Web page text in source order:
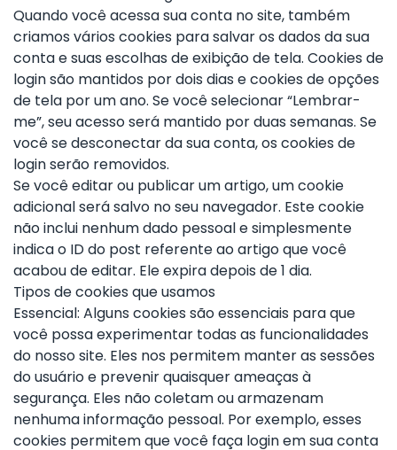
Quando você acessa sua conta no site, também
criamos vários cookies para salvar os dados da sua
conta e suas escolhas de exibição de tela. Cookies de
login são mantidos por dois dias e cookies de opções
de tela por um ano. Se você selecionar “Lembrar-
me”, seu acesso será mantido por duas semanas. Se
você se desconectar da sua conta, os cookies de
login serão removidos.
Se você editar ou publicar um artigo, um cookie
adicional será salvo no seu navegador. Este cookie
não inclui nenhum dado pessoal e simplesmente
indica o ID do post referente ao artigo que você
acabou de editar. Ele expira depois de 1 dia.
Tipos de cookies que usamos
Essencial: Alguns cookies são essenciais para que
você possa experimentar todas as funcionalidades
do nosso site. Eles nos permitem manter as sessões
do usuário e prevenir quaisquer ameaças à
segurança. Eles não coletam ou armazenam
nenhuma informação pessoal. Por exemplo, esses
cookies permitem que você faça login em sua conta